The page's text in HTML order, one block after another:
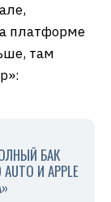
платформе
там
БАК
И APPLE